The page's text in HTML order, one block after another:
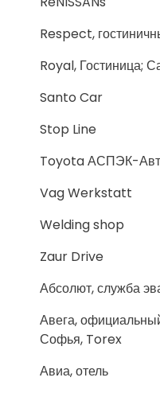
Respect,
Royal, Гостиница;
Santo Car
Stop Line
Toyota АСПЭК-
Vag Werkstatt
Welding shop
Zaur Drive
Абсолют, служба
Авега,
Софья, Torex
Авиа, отель